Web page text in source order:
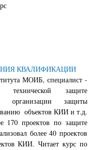
КВАЛИФИКАЦИИ
МОИБ, специалист -
защите
организации защиты
объектов КИИ и т.д.
170 проектов по защите
более 40 проектов
КИИ. Читает курс по